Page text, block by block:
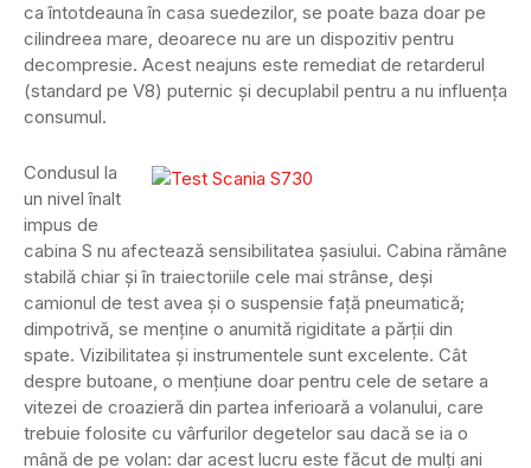
ca întotdeauna în casa suedezilor, se poate baza doar pe
cilindreea mare, deoarece nu are un dispozitiv pentru
decompresie. Acest neajuns este remediat de retarderul
(standard pe V8) puternic și decuplabil pentru a nu influența
consumul.
Condusul la
un nivel înalt
impus de
cabina S nu afectează sensibilitatea șasiului. Cabina rămâne
stabilă chiar și în traiectoriile cele mai strânse, deși
camionul de test avea și o suspensie față pneumatică;
dimpotrivă, se menține o anumită rigiditate a părții din
spate. Vizibilitatea și instrumentele sunt excelente. Cât
despre butoane, o mențiune doar pentru cele de setare a
vitezei de croazieră din partea inferioară a volanului, care
trebuie folosite cu vârfurilor degetelor sau dacă se ia o
mână de pe volan: dar acest lucru este făcut de mulți ani